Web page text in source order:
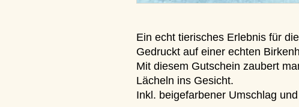
Ein echt tierisches Erlebnis für
Gedruckt auf einer echten
Mit diesem Gutschein zaubert
Lächeln ins Gesicht.
Inkl. beigefarbener Umschlag